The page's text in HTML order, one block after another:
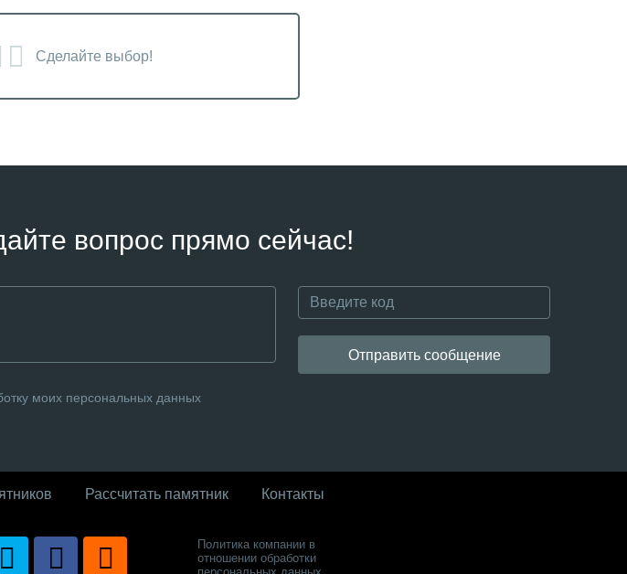
Сделайте выбор!
вопрос прямо сейчас!
Отправить сообщение
моих персональных данных
Рассчитать памятник Контакты
Политика компании в
отношении обработки